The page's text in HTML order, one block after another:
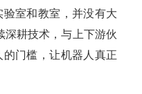
室和教室，并没有大
深耕技术，与上下游伙
门槛，让机器人真正